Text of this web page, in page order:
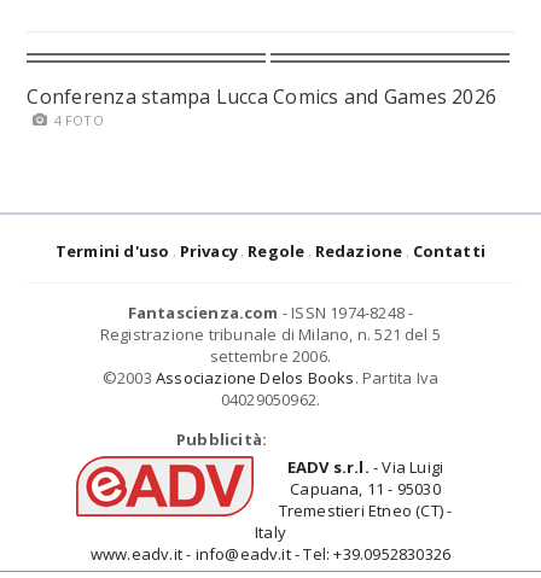
Conferenza stampa Lucca Comics and Games 2026
4 FOTO
Termini d'uso Privacy Regole Redazione Contatti
Fantascienza.com - ISSN 1974-8248 -
Registrazione tribunale di Milano, n. 521 del 5
settembre 2006.
©2003 Associazione Delos Books. Partita Iva
04029050962.
Pubblicità:
EADV s.r.l. - Via Luigi
Capuana, 11 - 95030
Tremestieri Etneo (CT) -
Italy
www.eadv.it - info@eadv.it - Tel: +39.0952830326